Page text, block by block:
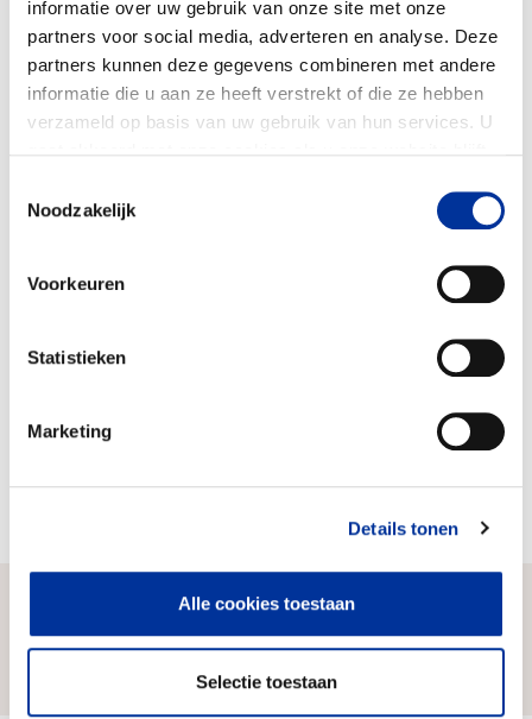
informatie over uw gebruik van onze site met onze
partners voor social media, adverteren en analyse. Deze
partners kunnen deze gegevens combineren met andere
informatie die u aan ze heeft verstrekt of die ze hebben
verzameld op basis van uw gebruik van hun services. U
Noodzakelijk
Voorkeuren
Statistieken
Marketing
Details tonen
Alle cookies toestaan
Selectie toestaan
(Directe) dienst- en
100%
transporten met hulpgoederen
zelf er naar toe gaan: zien horen en meedenken
Zo komen wij aan ons geld